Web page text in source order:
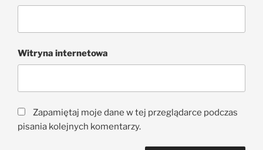
Witryna internetowa
Zapamiętaj moje dane w tej przeglądarce podczas
pisania kolejnych komentarzy.